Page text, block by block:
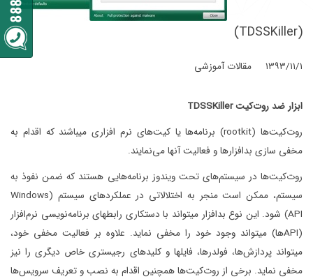
(TDSSKiller)
۱۳۹۳/۱۱/۱ مقالات آموزشی
ابزار ضد روت‌کیتTDSSKiller
روت‌کیت‌ها (rootkit) برنامه‌ها یا کیت‌های نرم افزاری میباشند که اقدام به
مخفی سازی بدافزارها و فعالیت آنها می‌نمایند.
روت‌کیت‌ها در سیستم‌های تحت ویندوز برنامه‌هایی هستند که ضمن نفوذ به
سیستم، ممکن است منجر به اختلالاتی در عملکردهای سیستم (Windows
API) شود. این نوع بدافزار میتواند با دستکاری رابطهای برنامه‌نویسی نرم‌افزار
(APIها) میتواند وجود خود را مخفی نماید. علاوه بر فعالیت مخفی خود،
میتواند پردازش‌ها، فولدرها، فایلها و کلیدهای رجیستری خاص دیگری را نیز
مخفی نماید. برخی از روت‌کیت‌ها همچنین اقدام به نصب و تعریف سرویس‌ها